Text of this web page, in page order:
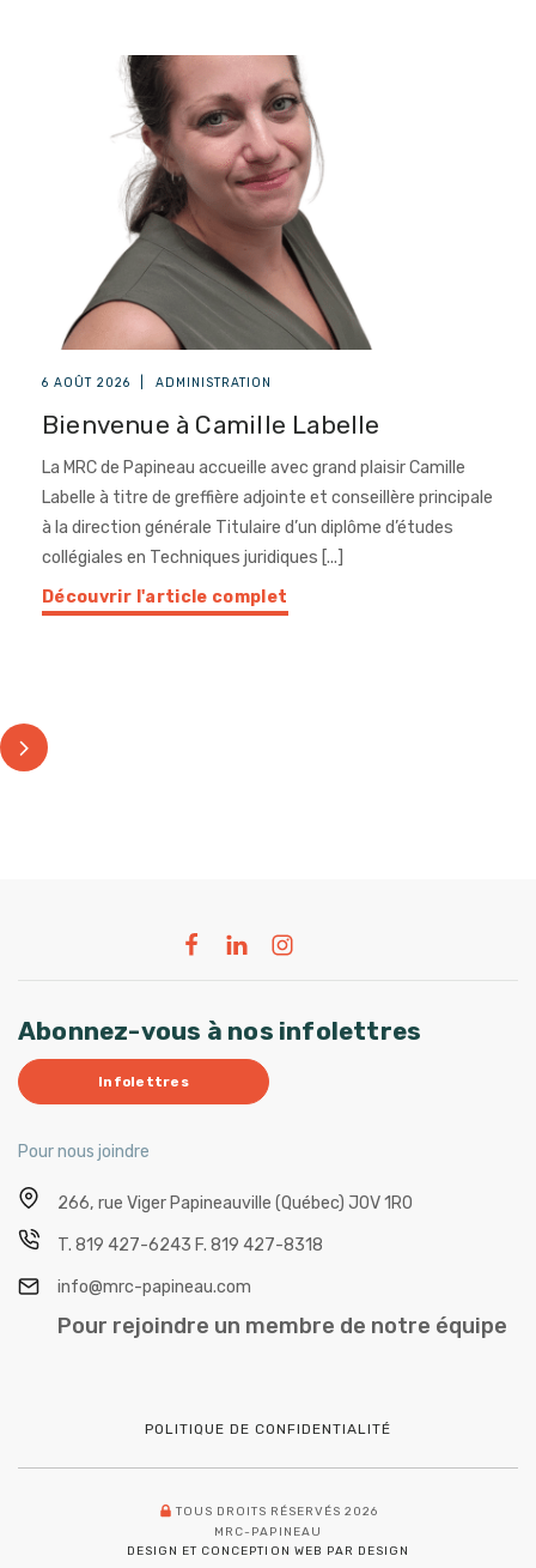
6 AOÛT 2026 ADMINISTRATION
Bienvenue à Camille Labelle
La MRC de Papineau accueille avec grand plaisir Camille
Labelle à titre de greffière adjointe et conseillère principale
à la direction générale Titulaire d’un diplôme d’études
collégiales en Techniques juridiques [...]
Découvrir l'article complet
Abonnez-vous à nos infolettres
Infolettres
Pour nous joindre
266, rue Viger Papineauville (Québec) J0V 1R0
T. 819 427-6243 F. 819 427-8318
info@mrc-papineau.com
Pour rejoindre un membre de notre équipe
TOUS DROITS RÉSERVÉS 2026
MRC-PAPINEAU
DESIGN ET CONCEPTION WEB PAR DESIGN
POLITIQUE DE CONFIDENTIALITÉ